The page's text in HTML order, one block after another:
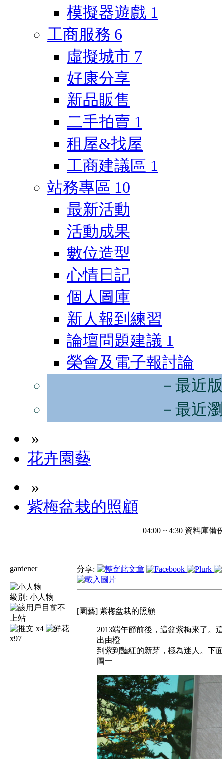
模擬器遊戲 1
工商服務 6
虛擬城市 7
好康分享
新品販售
二手拍賣 1
租屋&找屋
工商建議區 1
站務專區 10
最新活動
活動成果
數位造型
心情日記
個人圖庫
新人報到練習
論壇問題建議 1
榮會及電子報討論
－最近
－最近
»
花卉園藝
»
紫梅盆栽的照顧
04:00 ~ 4:30 資料庫
gardener
級別: 小人物
x4
x97
分享:
[園藝] 紫梅盆栽的照顧
2013端午節前後，這盆紫梅來了。
出由橙
到紫到豔紅的新芽，極為迷人。下
圖一